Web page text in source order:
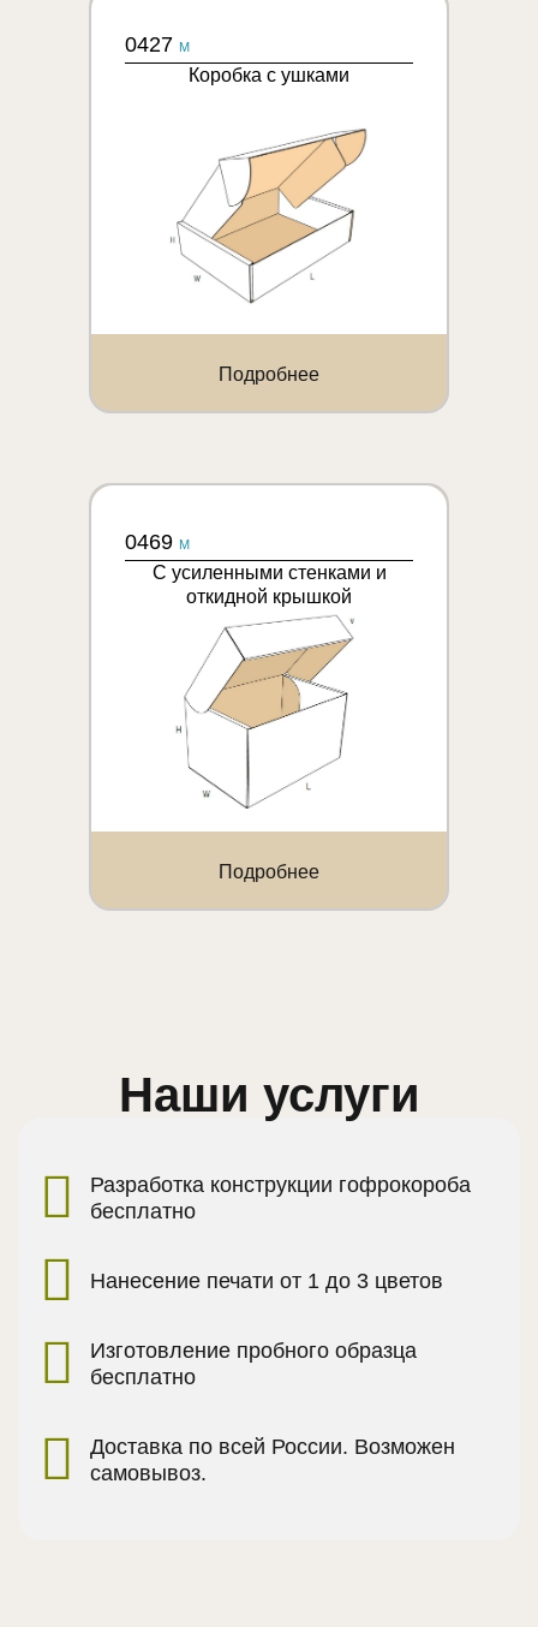
0427 M
Коробка с ушками
Подробнее
0469 M
С усиленными стенками и
откидной крышкой
Подробнее
Наши услуги
Разработка конструкции гофрокороба
бесплатно
Нанесение печати от 1 до 3 цветов
Изготовление пробного образца
бесплатно
Доставка по всей России. Возможен
самовывоз.